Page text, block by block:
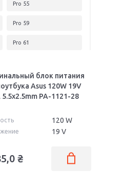
Pro 55
Pro 59
Pro 61
Pro 70
Pro 72
Pro 78
Pro B43
блок питания
Asus 120W 19V
5.5x2.5mm PA-1121-28
120 W
19 V
₴